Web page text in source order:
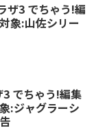
ザ3 でちゃう!編
象:山佐シリー
3 でちゃう!編集
:ジャグラーシ